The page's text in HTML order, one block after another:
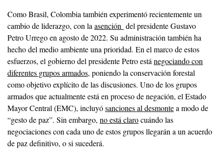
Como Brasil, Colombia también experimentó recientemente un
cambio de liderazgo, con la asención del presidente Gustavo
Petro Urrego en agosto de 2022. Su administración también ha
hecho del medio ambiente una prioridad. En el marco de estos
esfuerzos, el gobierno del presidente Petro está negociando con
diferentes grupos armados, poniendo la conservación forestal
como objetivo explícito de las discusiones. Uno de los grupos
armados que actualmente está en proceso de negación, el Estado
Mayor Central (EMC), incluyósanciones al desmontea modo de
“gesto de paz”. Sin embargo, no está clarocuándo las
negociaciones con cada uno de estos grupos llegarán a un acuerdo
de paz definitivo, o si sucederá.